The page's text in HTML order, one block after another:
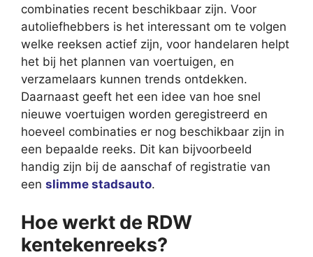
combinaties recent beschikbaar zijn. Voor
autoliefhebbers is het interessant om te volgen
welke reeksen actief zijn, voor handelaren helpt
het bij het plannen van voertuigen, en
verzamelaars kunnen trends ontdekken.
Daarnaast geeft het een idee van hoe snel
nieuwe voertuigen worden geregistreerd en
hoeveel combinaties er nog beschikbaar zijn in
een bepaalde reeks. Dit kan bijvoorbeeld
handig zijn bij de aanschaf of registratie van
een slimme stadsauto.
Hoe werkt de RDW
kentekenreeks?